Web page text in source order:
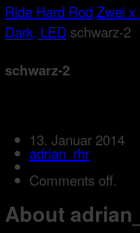
Ride Hard Rod Zwei x
Dark, LED schwarz-2
schwarz-2
13. Januar 2014
adrian_rhr
Comments off.
About